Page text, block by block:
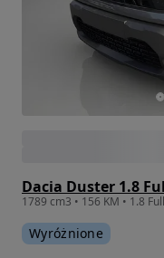
Dacia Duster 1.8
1789 cm3 • 156 KM • 1.8
Wyróżnione